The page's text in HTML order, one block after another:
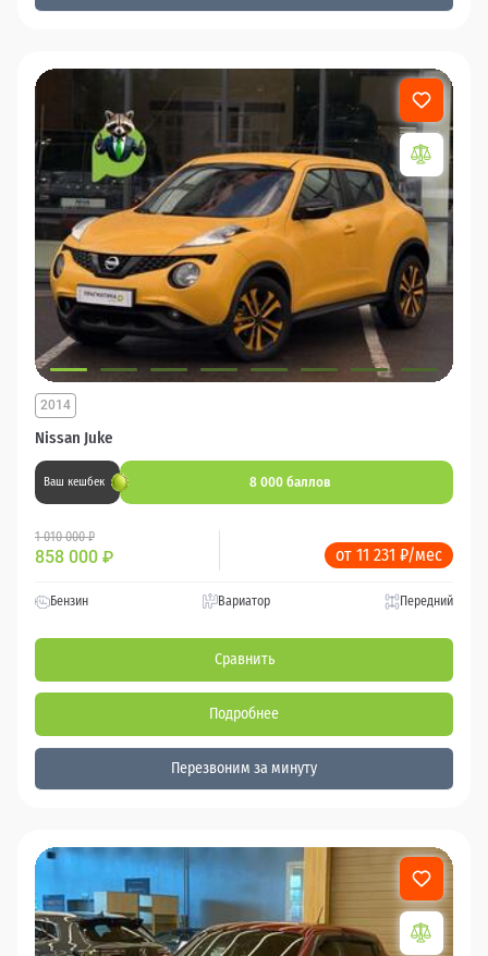
Nissan Juke
2014
Ваш кешбек 8 000 баллов
1 010 000 ₽
858 000 ₽ от 11 231 ₽/мес
Бензин Вариатор Передний
Сравнить
Подробнее
Перезвоним за минуту